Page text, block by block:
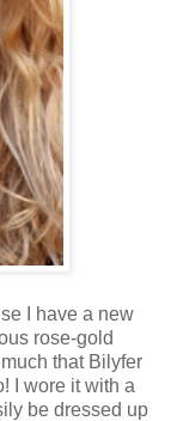
I have a new
rose-gold
that Bilyfer
I wore it with a
be dressed up